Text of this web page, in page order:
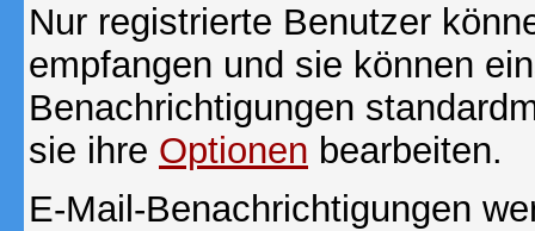
Nur registrierte Benutzer
empfangen und sie können
Benachrichtigungen
sie ihre Optionen bearbeiten.
E-Mail-Benachrichtigungen